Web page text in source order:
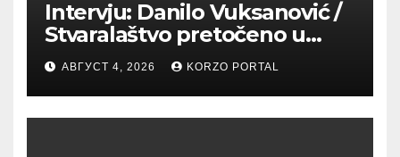
Intervju: Danilo Vuksanović /
Stvaralaštvo pretočeno u
umetnost i reči
АВГУСТ 4, 2026 KORZO PORTAL